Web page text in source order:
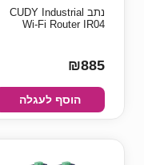
נתב CUDY Industrial
Wi-Fi Router IR04
₪885
הוסף לעגלה